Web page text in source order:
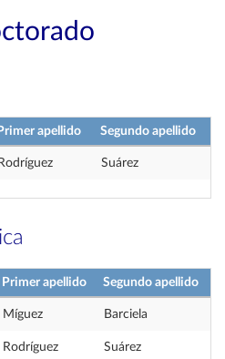
Primer apellido Segundo apellido
Rodríguez Suárez
Primer apellido Segundo apellido
Míguez Barciela
Rodríguez Suárez